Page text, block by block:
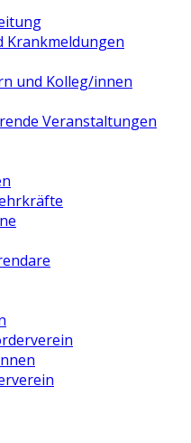
Krankmeldungen
und Kolleg/innen
Veranstaltungen